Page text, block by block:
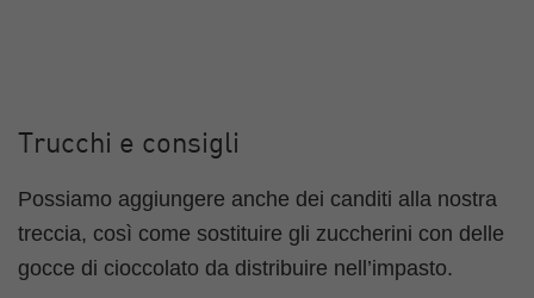
Trucchi e consigli
Possiamo aggiungere anche dei canditi alla nostra
treccia, così come sostituire gli zuccherini con delle
gocce di cioccolato da distribuire nell’impasto.